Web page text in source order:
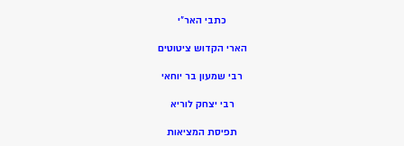
כתבי האר”י
הארי הקדוש ציטוטים
רבי שמעון בר יוחאי
רבי יצחק לוריא
תפיסת המציאות